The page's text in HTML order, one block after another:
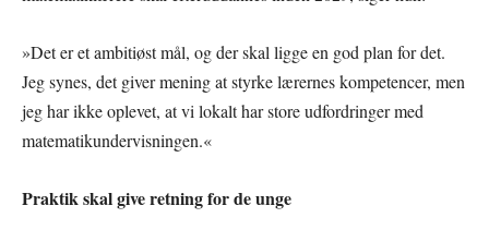
»Det er et ambitiøst mål, og der skal ligge en god plan for det.
Jeg synes, det giver mening at styrke lærernes kompetencer, men
jeg har ikke oplevet, at vi lokalt har store udfordringer med
matematikundervisningen.«
Praktik skal give retning for de unge